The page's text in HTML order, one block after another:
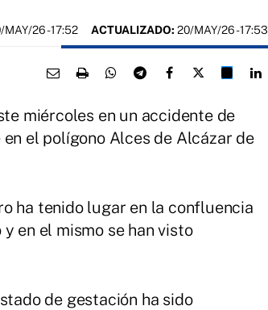
MAY/26- 17:52 ACTUALIZADO: 20/MAY/26 - 17:53
miércoles en un accidente de
el polígono Alces de Alcázar de
ha tenido lugar en la confluencia
en el mismo se han visto
de gestación ha sido